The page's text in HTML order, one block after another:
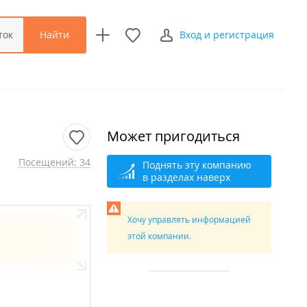
Найти Вход и регистрация
Посещений: 34
Может пригодиться
Поднять эту компанию
в разделах наверх
Хочу управлять информацией
этой компании.